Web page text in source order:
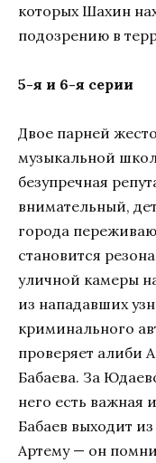
которых Шахин
подозрению в
5-я и 6-я серии
Двое парней
музыкальной
безупречная
внимательный,
города
становится
уличной камеры
из нападавших
криминального
проверяет алиби
Бабаева. За
него есть важная
Бабаев выходит
Артему — он